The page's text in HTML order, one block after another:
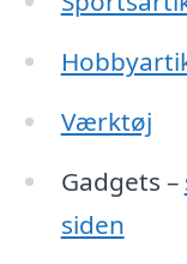
Værktøj
Gadgets –
siden